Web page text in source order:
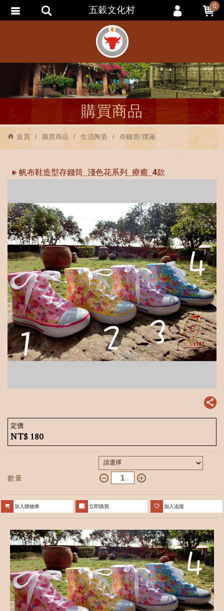
購買商品
首頁 購買商品 生活陶瓷 存錢筒/撲滿
帆布鞋造型存錢筒_淺色花系列_療癒_4款
定價
NT$ 180
數量
加入購物車 立即購買 加入追蹤
五穀文化村 0
會員登入
會員註冊
忘記密碼
訂單查詢
追蹤清單
匯款通知